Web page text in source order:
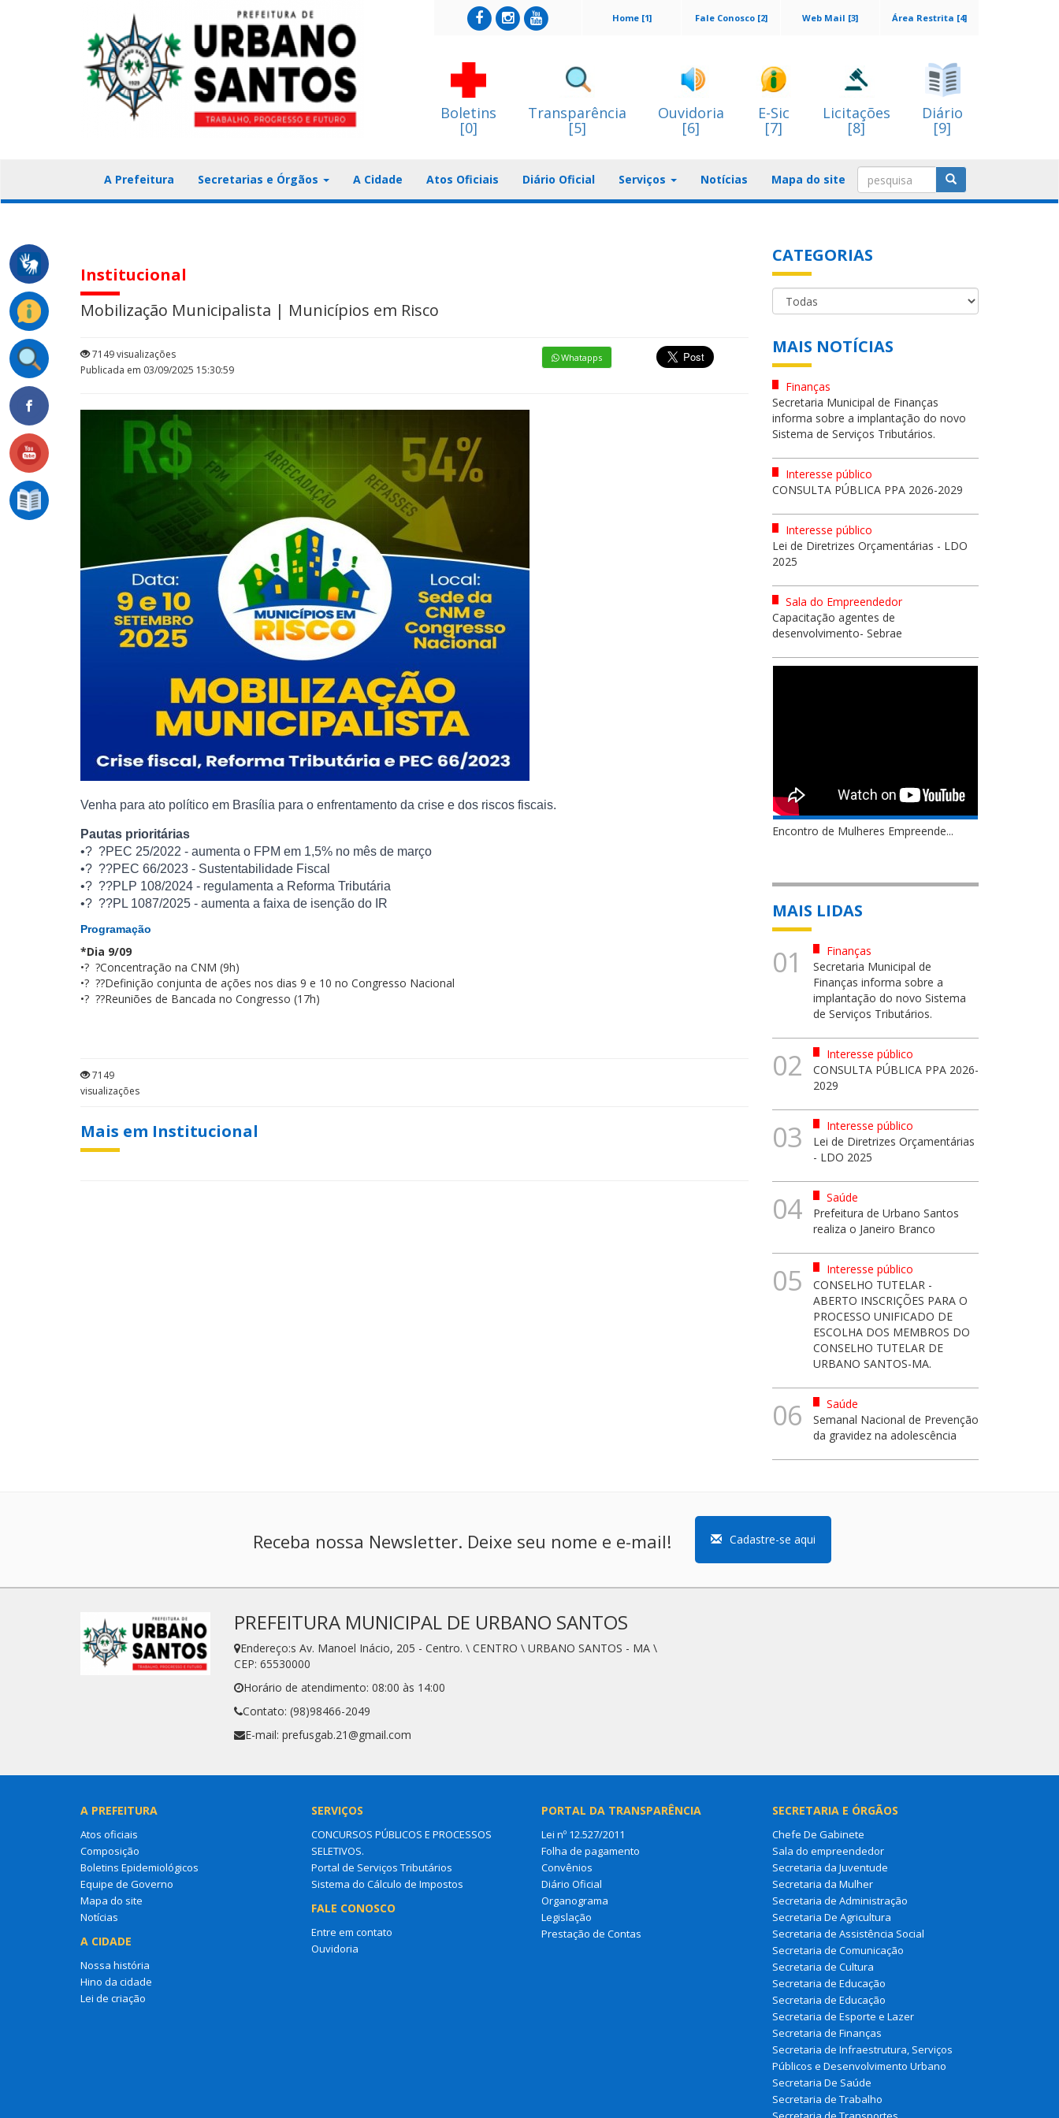
Área Restrita [4]
Web Mail [3]
Fale Conosco [2]
Home [1]
Boletins
[0]
Transparência
[5]
Ouvidoria
[6]
E-Sic
[7]
Licitações
[8]
Diário
[9]
A Prefeitura Secretarias e Órgãos A Cidade Atos Oficiais Diário Oficial Serviços Notícias Mapa do site
Institucional
Mobilização Municipalista | Municípios em Risco
7149 visualizações
Publicada em 03/09/2025 15:30:59
Whatapps
Venha para ato político em Brasília para o enfrentamento da crise e dos riscos fiscais.
Pautas prioritárias
•? ?PEC 25/2022 - aumenta o FPM em 1,5% no mês de março
•? ??PEC 66/2023 - Sustentabilidade Fiscal
•? ??PLP 108/2024 - regulamenta a Reforma Tributária
•? ??PL 1087/2025 - aumenta a faixa de isenção do IR
Programação
*Dia 9/09
•? ?Concentração na CNM (9h)
•? ??Definição conjunta de ações nos dias 9 e 10 no Congresso Nacional
•? ??Reuniões de Bancada no Congresso (17h)
7149
visualizações
Mais em Institucional
CATEGORIAS
MAIS NOTÍCIAS
Finanças
Secretaria Municipal de Finanças
informa sobre a implantação do novo
Sistema de Serviços Tributários.
Interesse público
CONSULTA PÚBLICA PPA 2026-2029
Interesse público
Lei de Diretrizes Orçamentárias - LDO
2025
Sala do Empreendedor
Capacitação agentes de
desenvolvimento- Sebrae
Encontro de Mulheres Empreende...
MAIS LIDAS
01
Finanças
Secretaria Municipal de
Finanças informa sobre a
implantação do novo Sistema
de Serviços Tributários.
02
Interesse público
CONSULTA PÚBLICA PPA 2026-
2029
03
Interesse público
Lei de Diretrizes Orçamentárias
- LDO 2025
04
Saúde
Prefeitura de Urbano Santos
realiza o Janeiro Branco
05
Interesse público
CONSELHO TUTELAR -
ABERTO INSCRIÇÕES PARA O
PROCESSO UNIFICADO DE
ESCOLHA DOS MEMBROS DO
CONSELHO TUTELAR DE
URBANO SANTOS-MA.
06
Saúde
Semanal Nacional de Prevenção
da gravidez na adolescência
Receba nossa Newsletter. Deixe seu nome e e-mail! Cadastre-se aqui
PREFEITURA MUNICIPAL DE URBANO SANTOS
Endereço:s Av. Manoel Inácio, 205 - Centro. \ CENTRO \ URBANO SANTOS - MA \
CEP: 65530000
Horário de atendimento: 08:00 às 14:00
Contato: (98)98466-2049
E-mail: prefusgab.21@gmail.com
A PREFEITURA
Atos oficiais
Composição
Boletins Epidemiológicos
Equipe de Governo
Mapa do site
Notícias
A CIDADE
Nossa história
Hino da cidade
Lei de criação
SERVIÇOS
CONCURSOS PÚBLICOS E PROCESSOS
SELETIVOS.
Portal de Serviços Tributários
Sistema do Cálculo de Impostos
FALE CONOSCO
Entre em contato
Ouvidoria
PORTAL DA TRANSPARÊNCIA
Lei nº 12.527/2011
Folha de pagamento
Convênios
Diário Oficial
Organograma
Legislação
Prestação de Contas
SECRETARIA E ÓRGÃOS
Chefe De Gabinete
Sala do empreendedor
Secretaria da Juventude
Secretaria da Mulher
Secretaria de Administração
Secretaria De Agricultura
Secretaria de Assistência Social
Secretaria de Comunicação
Secretaria de Cultura
Secretaria de Educação
Secretaria de Educação
Secretaria de Esporte e Lazer
Secretaria de Finanças
Secretaria de Infraestrutura, Serviços
Públicos e Desenvolvimento Urbano
Secretaria De Saúde
Secretaria de Trabalho